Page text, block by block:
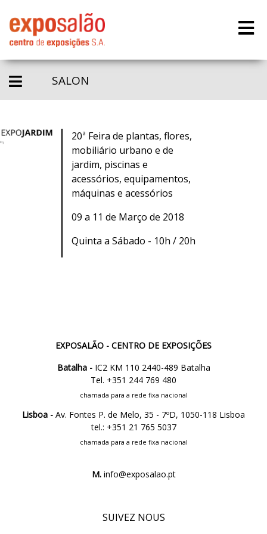
SALON
20ª Feira de plantas, flores,
mobiliário urbano e de
jardim, piscinas e
acessórios, equipamentos,
máquinas e acessórios
09 a 11 de Março de 2018
Quinta a Sábado - 10h / 20h
EXPOSALÃO - CENTRO DE EXPOSIÇÕES
Batalha -IC2 KM 110 2440-489 Batalha
Tel. +351 244 769 480
chamada para a rede fixa nacional
Lisboa - Av. Fontes P. de Melo, 35 - 7ºD, 1050-118 Lisboa
tel.: +351 21 765 5037
chamada para a rede fixa nacional
M.info@exposalao.pt
SUIVEZ NOUS